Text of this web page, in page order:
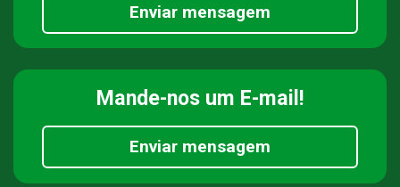
Enviar mensagem
Mande-nos um E-mail!
Enviar mensagem